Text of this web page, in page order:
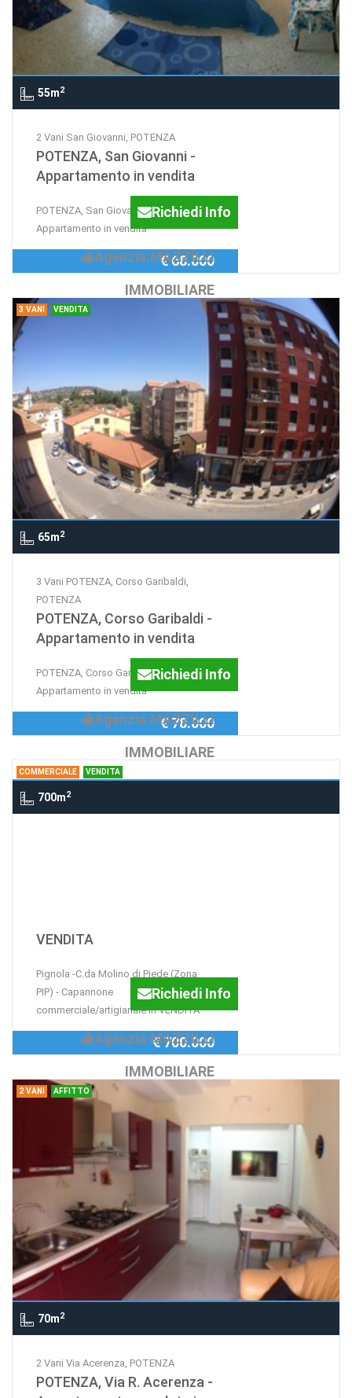
55m2
2 Vani San Giovanni, POTENZA
POTENZA, San Giovanni -
Appartamento in vendita
POTENZA, San Giovanni -
Appartamento in vendita
Richiedi Info
Agenzia:MAZZILLI
IMMOBILIARE
€ 68.000
3 VANI VENDITA
65m2
3 Vani POTENZA, Corso Garibaldi,
POTENZA
POTENZA, Corso Garibaldi -
Appartamento in vendita
POTENZA, Corso Garibaldi -
Appartamento in vendita
Richiedi Info
Agenzia:MAZZILLI
IMMOBILIARE
€ 78.000
COMMERCIALE VENDITA
700m2
VENDITA
Pignola -C.da Molino di Piede (Zona
PIP) - Capannone
commerciale/artigianale in VENDITA
Richiedi Info
Agenzia:MAZZILLI
IMMOBILIARE
€ 700.000
2 VANI AFFITTO
70m2
2 Vani Via Acerenza, POTENZA
POTENZA, Via R. Acerenza -